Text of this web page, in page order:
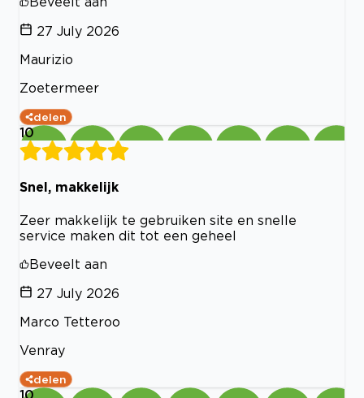
27 July 2026
Maurizio
Zoetermeer
delen
10
Snel, makkelijk
Zeer makkelijk te gebruiken site en snelle
service maken dit tot een geheel
Beveelt aan
27 July 2026
Marco Tetteroo
Venray
delen
10